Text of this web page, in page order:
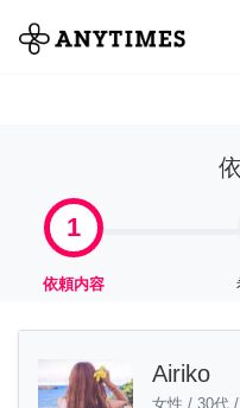
全て
1
依頼内容
Airiko
女性 / 30代 /